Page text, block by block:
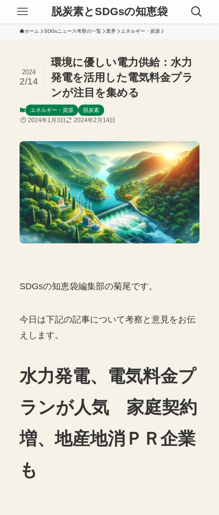
脱炭素とSDGsの知恵袋
ホーム SDGsニュース考察の一覧 業界 エネルギー・資源
環境に優しい電力供給：水力
発電を活用した電気料金プラ
ンが注目を集める
2024
2/14
エネルギー・資源 脱炭素
2024年1月3日 2024年2月14日
SDGsの知恵袋編集部の菊尾です。
今日は下記の記事について考察と意見をお伝
えします。
水力発電、電気料金プ
ランが人気 家庭契約
増、地産地消ＰＲ企業
も